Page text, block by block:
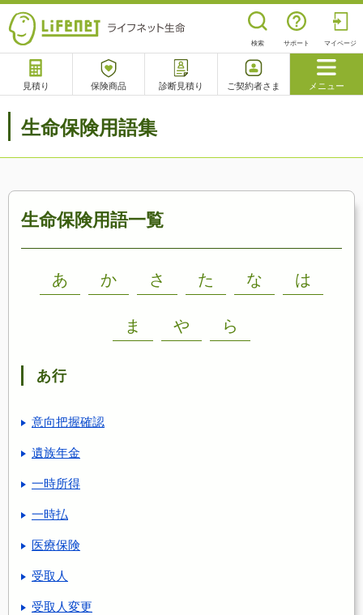
検索 サポート マイページ
見積り 保険商品 診断見積り ご契約者さま メニュー
サポート
生命保険用語集
生命保険用語一覧
あ か さ た な は
ま や ら
あ行
意向把握確認
遺族年金
一時所得
一時払
医療保険
受取人
受取人変更